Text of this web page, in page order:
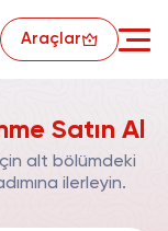
Araçlar
Satın Al
alt bölümdeki
ilerleyin.